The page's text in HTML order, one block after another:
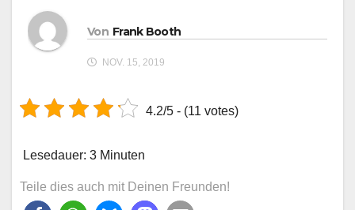
Von Frank Booth
NOV. 15, 2019
4.2/5 - (11 votes)
Lesedauer: 3 Minuten
Teile dies auch mit Deinen Freunden!